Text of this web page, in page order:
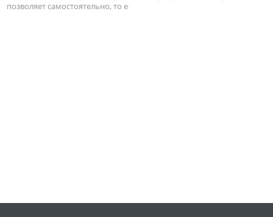
позволяет самостоятельно, то е